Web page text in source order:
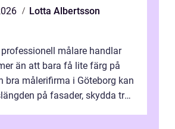
Lotta Albertsson
målare handlar
än att bara få lite färg på
bra målerifirma i Göteborg kan
på fasader, skydda trä